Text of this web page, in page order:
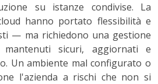
su istanze condivise. La
hanno portato flessibilità e
— ma richiedono una gestione
sicuri, aggiornati e
Un ambiente mal configurato o
l'azienda a rischi che non si